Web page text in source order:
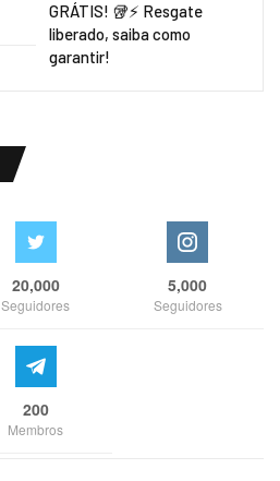
GRÁTIS! 🥡⚡ Resgate
liberado, saiba como
garantir!
20,000
Seguidores
5,000
Seguidores
200
Membros